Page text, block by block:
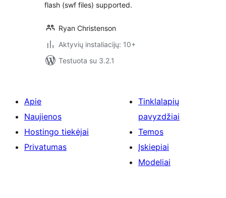
flash (swf files) supported.
Ryan Christenson
Aktyvių instaliacijų: 10+
Testuota su 3.2.1
Apie
Naujienos
Hostingo tiekėjai
Privatumas
Tinklalapių
pavyzdžiai
Temos
Įskiepiai
Modeliai